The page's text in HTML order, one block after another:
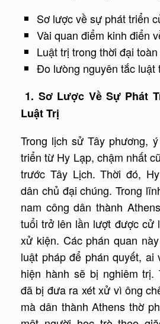
Sơ lược về sự phát triển
Vài quan điểm kinh điển
Luật trị trong thời đại
Đo lưòng nguyên tắc luật
1. Sơ Lược Về Sự Phát
Luật Trị
Trong lịch sử Tây phương,
triển từ Hy Lạp, chậm nhất
trước Tây Lịch. Thời đó,
dân chủ đại chúng. Trong
nam công dân thành
tuổi trở lên lần lượt được cử
xử kiện. Các phán quan
luật pháp để phán quyết, ai
hiện hành sẽ bị nghiêm trị.
đã bị đưa ra xét xử vì ông
mà dân thành Athens thờ